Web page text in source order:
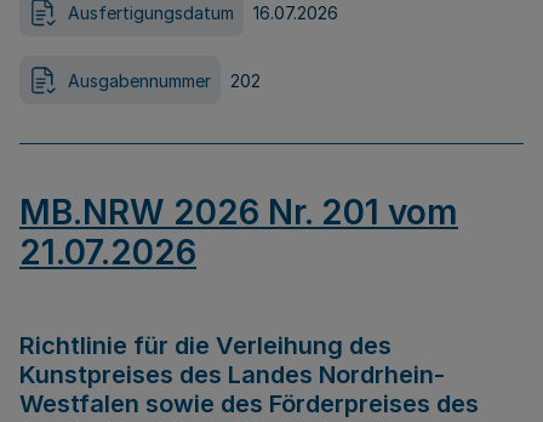
Ausfertigungsdatum 16.07.2026
Ausgabennummer 202
MB.NRW 2026 Nr. 201 vom
21.07.2026
Richtlinie für die Verleihung des
Kunstpreises des Landes Nordrhein-
Westfalen sowie des Förderpreises des